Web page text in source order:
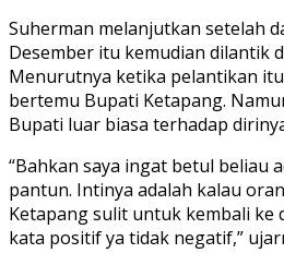
Suherman melanjutkan setelah
Desember itu kemudian dilantik
Menurutnya ketika pelantikan
bertemu Bupati Ketapang.
Bupati luar biasa terhadap
“Bahkan saya ingat betul beliau
pantun. Intinya adalah kalau
Ketapang sulit untuk kembali ke
kata positif ya tidak negatif,”